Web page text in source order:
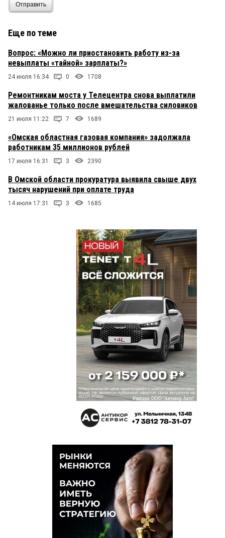
Отправить
Еще по теме
Вопрос: «Можно ли приостановить работу из-за
невыплаты «тайной» зарплаты?»
24 июля 16:34 0 1708
Ремонтникам моста у Телецентра снова выплатили
жалованье только после вмешательства силовиков
21 июля 11:22 7 1689
«Омская областная газовая компания» задолжала
работникам 35 миллионов рублей
17 июля 16:31 3 2390
В Омской области прокуратура выявила свыше двух
тысяч нарушений при оплате труда
14 июля 17:31 3 1685